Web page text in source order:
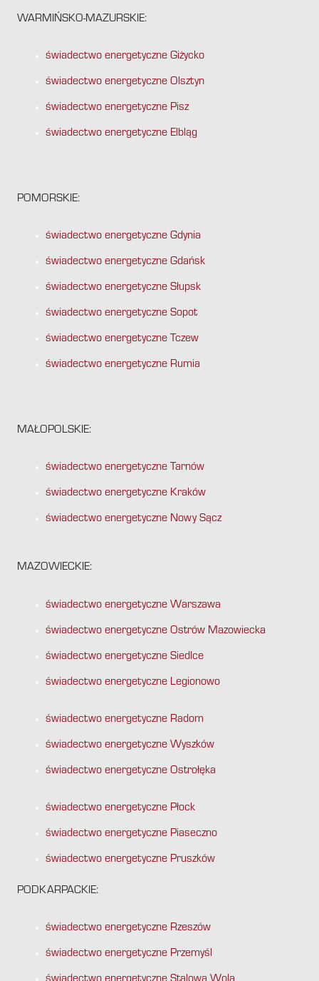
WARMIŃSKO-MAZURSKIE:
świadectwo energetyczne Giżycko
świadectwo energetyczne Olsztyn
świadectwo energetyczne Pisz
świadectwo energetyczne Elbląg
POMORSKIE:
świadectwo energetyczne Gdynia
świadectwo energetyczne Gdańsk
świadectwo energetyczne Słupsk
świadectwo energetyczne Sopot
świadectwo energetyczne Tczew
świadectwo energetyczne Rumia
MAŁOPOLSKIE:
świadectwo energetyczne Tarnów
świadectwo energetyczne Kraków
świadectwo energetyczne Nowy Sącz
MAZOWIECKIE:
świadectwo energetyczne Warszawa
świadectwo energetyczne Ostrów Mazowiecka
świadectwo energetyczne Siedlce
świadectwo energetyczne Legionowo
świadectwo energetyczne Radom
świadectwo energetyczne Wyszków
świadectwo energetyczne Ostrołęka
świadectwo energetyczne Płock
świadectwo energetyczne Piaseczno
świadectwo energetyczne Pruszków
PODKARPACKIE:
świadectwo energetyczne Rzeszów
świadectwo energetyczne Przemyśl